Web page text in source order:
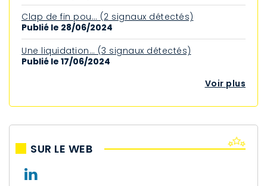
Clap de fin pou… (2 signaux détectés)
Publié le 28/06/2024
Une liquidation… (3 signaux détectés)
Publié le 17/06/2024
Voir plus
SUR LE WEB